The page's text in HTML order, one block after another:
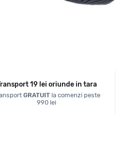
19 lei oriunde in tara
GRATUITla comenzi peste
990 lei